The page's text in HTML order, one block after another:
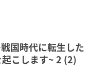
国時代に転生した
こします~ 2 (2)